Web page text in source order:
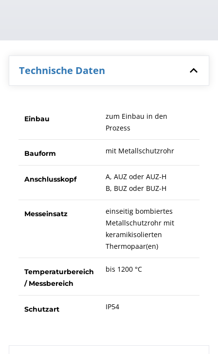
Technische Daten
Einbau
zum Einbau in den
Prozess
Bauform mit Metallschutzrohr
Anschlusskopf
A, AUZ oder AUZ-H
B, BUZ oder BUZ-H
Messeinsatz
einseitig bombiertes
Metallschutzrohr mit
keramikisolierten
Thermopaar(en)
Temperaturbereich
/ Messbereich
bis 1200 °C
Schutzart IP54